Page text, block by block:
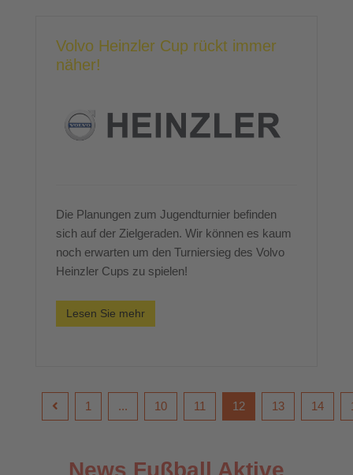
Volvo Heinzler Cup rückt immer
näher!
Die Planungen zum Jugendturnier befinden
sich auf der Zielgeraden. Wir können es kaum
noch erwarten um den Turniersieg des Volvo
Heinzler Cups zu spielen!
Lesen Sie mehr
1 ... 10 11 12 13 14
News Fußball Aktive